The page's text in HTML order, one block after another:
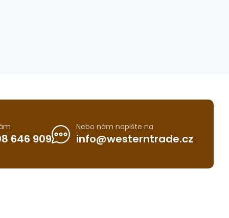
646 909
Nebo nám napište na
info@westerntrade.cz